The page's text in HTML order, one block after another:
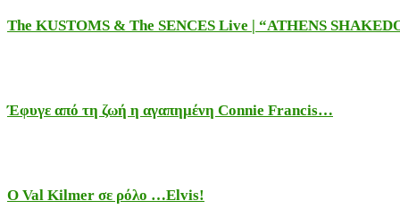
The KUSTOMS & The SENCES Live | “ATHENS
Έφυγε από τη ζωή η αγαπημένη Connie Francis…
Ο Val Kilmer σε ρόλο …Elvis!